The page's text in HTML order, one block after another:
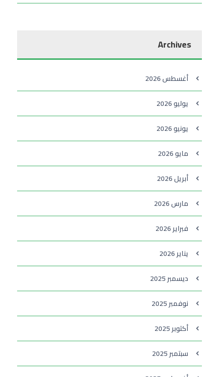
Archives
أغسطس 2026
يوليو 2026
يونيو 2026
مايو 2026
أبريل 2026
مارس 2026
فبراير 2026
يناير 2026
ديسمبر 2025
نوفمبر 2025
أكتوبر 2025
سبتمبر 2025